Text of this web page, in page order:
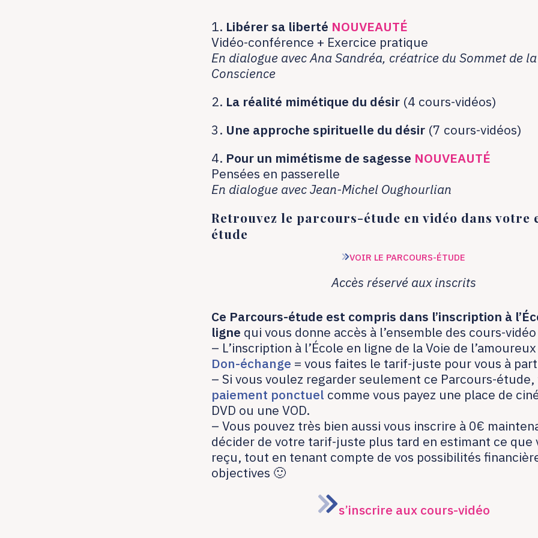
1. Libérer sa liberté NOUVEAUTÉ
Vidéo-conférence + Exercice pratique
En dialogue avec Ana Sandréa, créatrice du Sommet de la
Conscience
2. La réalité mimétique du désir (4 cours-vidéos)
3. Une approche spirituelle du désir (7 cours-vidéos)
4. Pour un mimétisme de sagesse NOUVEAUTÉ
Pensées en passerelle
En dialogue avec Jean-Michel Oughourlian
Retrouvez le parcours-étude en vidéo dans votre
étude
VOIR LE PARCOURS-ÉTUDE
Accès réservé aux inscrits
Ce Parcours-étude est compris dans l’inscription à
ligne qui vous donne accès à l’ensemble des cours-vidéo
– L’inscription à l’École en ligne de la Voie de
Don-échange = vous faites le tarif-juste pour vous à
– Si vous voulez regarder seulement ce Parcours-
paiement ponctuel comme vous payez une place de
DVD ou une VOD.
– Vous pouvez très bien aussi vous inscrire à 0€
décider de votre tarif-juste plus tard en estimant ce que
reçu, tout en tenant compte de vos possibilités
objectives 🙂
s’inscrire aux cours-vidéo